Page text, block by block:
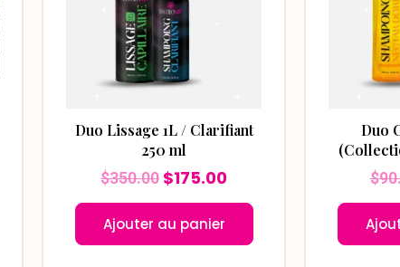
Duo Lissage 1L / Clarifiant
250 ml
$350.00 $175.00
Ajouter au panier
Duo
$